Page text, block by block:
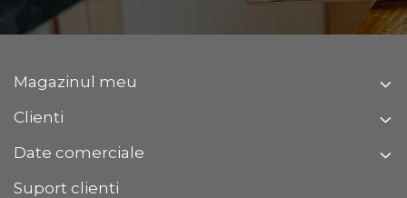
Magazinul meu
Clienti
Date comerciale
Suport clienti